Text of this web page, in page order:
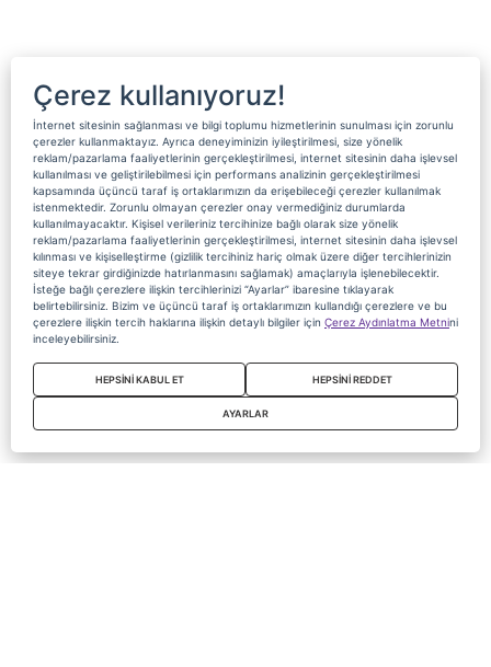
Çerez kullanıyoruz!
İnternet sitesinin sağlanması ve bilgi toplumu hizmetlerinin sunulması için zorunlu
çerezler kullanmaktayız. Ayrıca deneyiminizin iyileştirilmesi, size yönelik
reklam/pazarlama faaliyetlerinin gerçekleştirilmesi, internet sitesinin daha işlevsel
kullanılması ve geliştirilebilmesi için performans analizinin gerçekleştirilmesi
kapsamında üçüncü taraf iş ortaklarımızın da erişebileceği çerezler kullanılmak
istenmektedir. Zorunlu olmayan çerezler onay vermediğiniz durumlarda
kullanılmayacaktır. Kişisel verileriniz tercihinize bağlı olarak size yönelik
reklam/pazarlama faaliyetlerinin gerçekleştirilmesi, internet sitesinin daha işlevsel
kılınması ve kişiselleştirme (gizlilik tercihiniz hariç olmak üzere diğer tercihlerinizin
siteye tekrar girdiğinizde hatırlanmasını sağlamak) amaçlarıyla işlenebilecektir.
İsteğe bağlı çerezlere ilişkin tercihlerinizi “Ayarlar” ibaresine tıklayarak
belirtebilirsiniz. Bizim ve üçüncü taraf iş ortaklarımızın kullandığı çerezlere ve bu
çerezlere ilişkin tercih haklarına ilişkin detaylı bilgiler için Çerez Aydınlatma Metnini
inceleyebilirsiniz.
HEPSİNİ KABUL ET HEPSİNİ REDDET
AYARLAR